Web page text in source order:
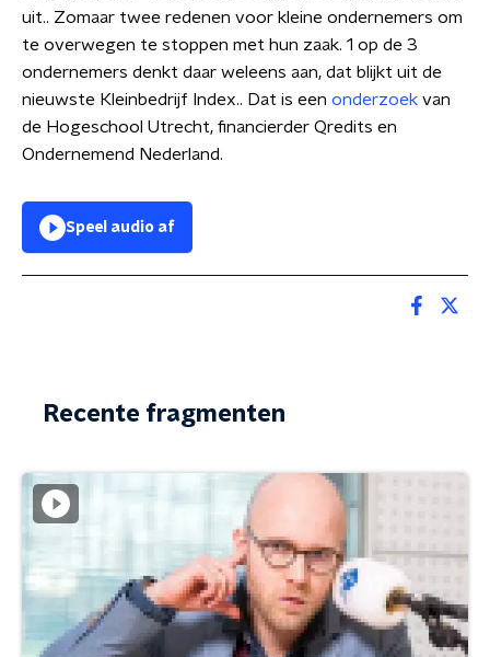
uit.. Zomaar twee redenen voor kleine ondernemers om
te overwegen te stoppen met hun zaak. 1 op de 3
ondernemers denkt daar weleens aan, dat blijkt uit de
nieuwste Kleinbedrijf Index.. Dat is een onderzoek van
de Hogeschool Utrecht, financierder Qredits en
Ondernemend Nederland.
Speel audio af
Recente fragmenten